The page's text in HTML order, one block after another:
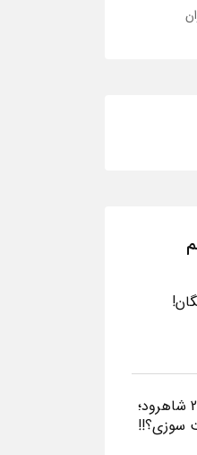
شهرک صنعتی شماره 2 شاهرود؛
سوزی؟!!